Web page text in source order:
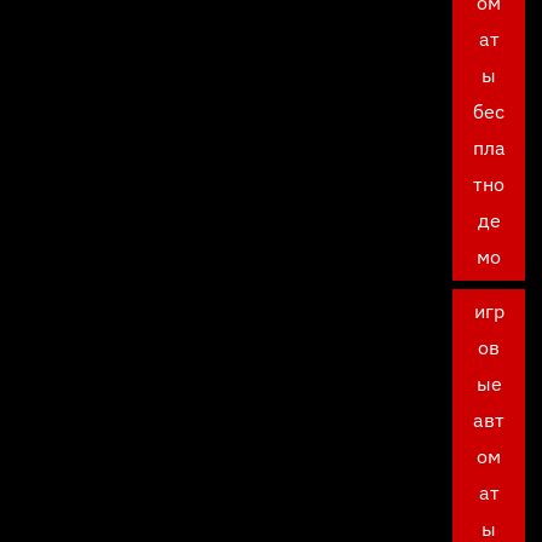
ат
ы
бес
пла
тно
де
мо
игр
ов
ые
авт
ом
ат
ы